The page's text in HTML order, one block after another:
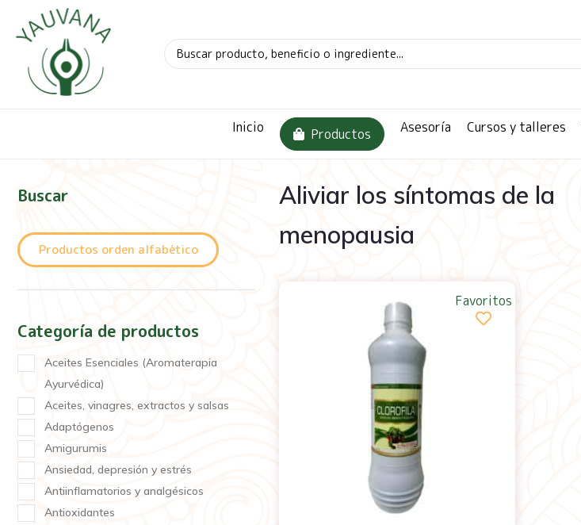
Inicio Productos Asesoría Cursos y talleres
Buscar
Productos orden alfabético
Categoría de productos
Aceites Esenciales (Aromaterapia
Ayurvédica)
Aceites, vinagres, extractos y salsas
Adaptógenos
Amigurumis
Ansiedad, depresión y estrés
Antiinflamatorios y analgésicos
Antioxidantes
Aliviar los síntomas de la
menopausia
Favoritos